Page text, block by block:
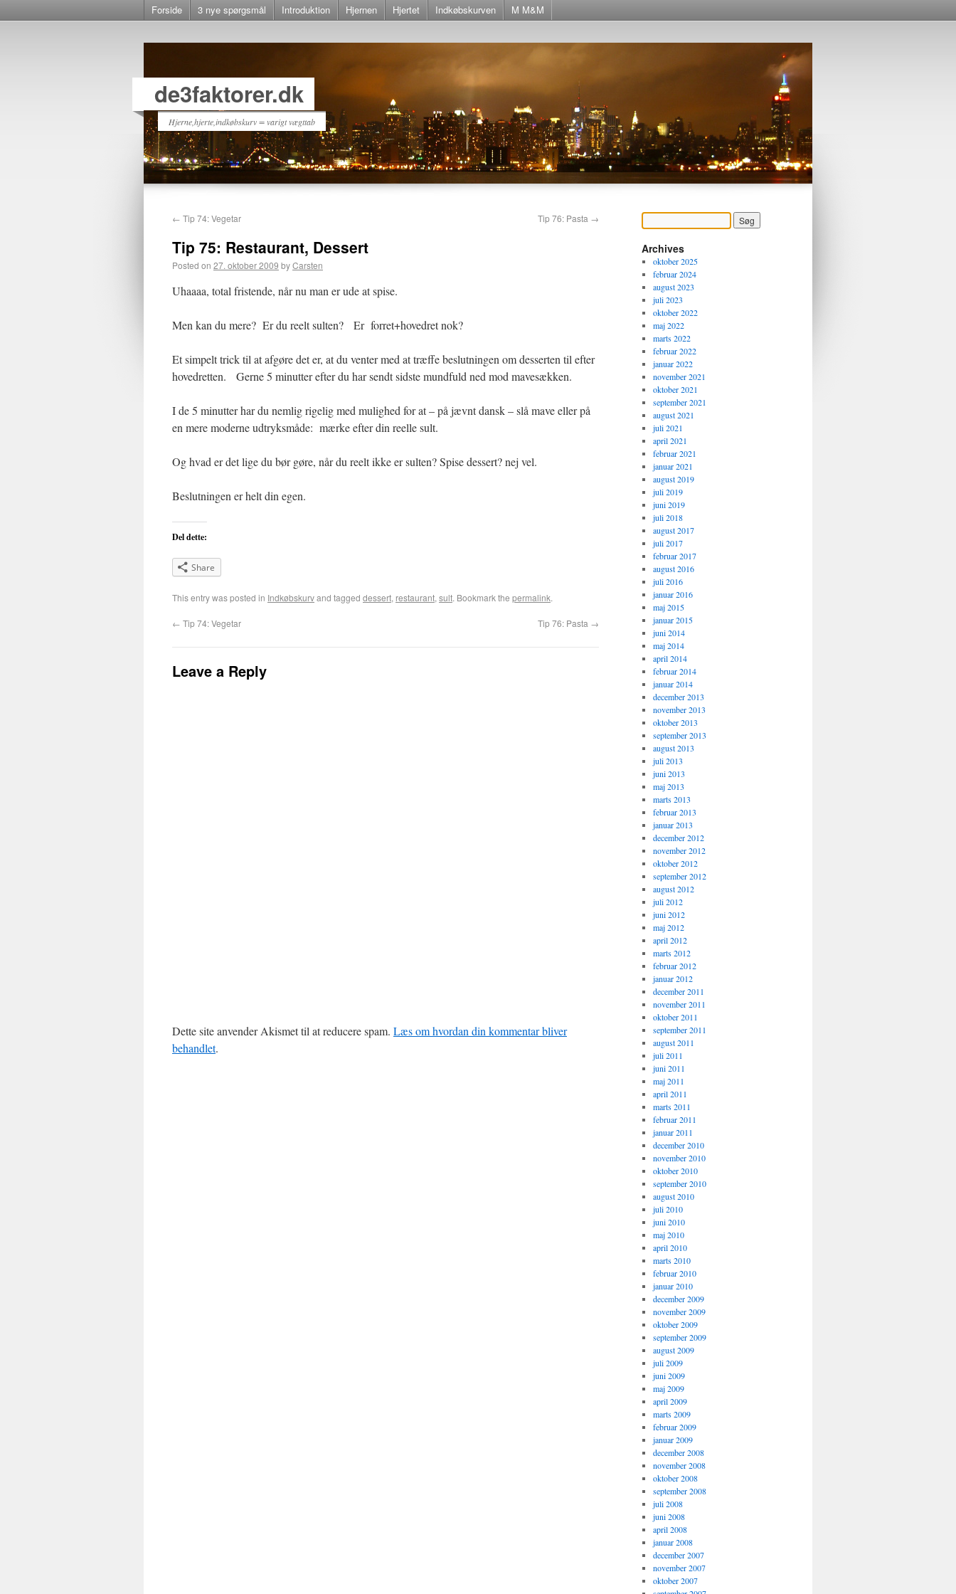
Forside 3 nye spørgsmål Introduktion Hjernen Hjertet Indkøbskurven M M&M
de3faktorer.dk
Hjerne,hjerte,indkøbskurv = varigt vægttab
← Tip 74: Vegetar Tip 76: Pasta →
Tip 75: Restaurant, Dessert
Posted on 27. oktober 2009 byCarsten
Uhaaaa, total fristende, når nu man er ude at spise.
Men kan du mere? Er du reelt sulten? Er forret+hovedret nok?
Et simpelt trick til at afgøre det er, at du venter med at træffe beslutningen om desserten til efter
hovedretten. Gerne 5 minutter efter du har sendt sidste mundfuld ned mod mavesækken.
I de 5 minutter har du nemlig rigelig med mulighed for at – på jævnt dansk – slå mave eller på
en mere moderne udtryksmåde: mærke efter din reelle sult.
Og hvad er det lige du bør gøre, når du reelt ikke er sulten? Spise dessert? nej vel.
Beslutningen er helt din egen.
Del dette:
Share
This entry was posted in Indkøbskurvand tagged dessert, restaurant, sult. Bookmark the permalink.
← Tip 74: Vegetar Tip 76: Pasta →
Leave a Reply
Dette site anvender Akismet til at reducere spam. Læs om hvordan din kommentar bliver
behandlet.
Archives
oktober 2025
februar 2024
august 2023
juli 2023
oktober 2022
maj 2022
marts 2022
februar 2022
januar 2022
november 2021
oktober 2021
september 2021
august 2021
juli 2021
april 2021
februar 2021
januar 2021
august 2019
juli 2019
juni 2019
juli 2018
august 2017
juli 2017
februar 2017
august 2016
juli 2016
januar 2016
maj 2015
januar 2015
juni 2014
maj 2014
april 2014
februar 2014
januar 2014
december 2013
november 2013
oktober 2013
september 2013
august 2013
juli 2013
juni 2013
maj 2013
marts 2013
februar 2013
januar 2013
december 2012
november 2012
oktober 2012
september 2012
august 2012
juli 2012
juni 2012
maj 2012
april 2012
marts 2012
februar 2012
januar 2012
december 2011
november 2011
oktober 2011
september 2011
august 2011
juli 2011
juni 2011
maj 2011
april 2011
marts 2011
februar 2011
januar 2011
december 2010
november 2010
oktober 2010
september 2010
august 2010
juli 2010
juni 2010
maj 2010
april 2010
marts 2010
februar 2010
januar 2010
december 2009
november 2009
oktober 2009
september 2009
august 2009
juli 2009
juni 2009
maj 2009
april 2009
marts 2009
februar 2009
januar 2009
december 2008
november 2008
oktober 2008
september 2008
juli 2008
juni 2008
april 2008
januar 2008
december 2007
november 2007
oktober 2007